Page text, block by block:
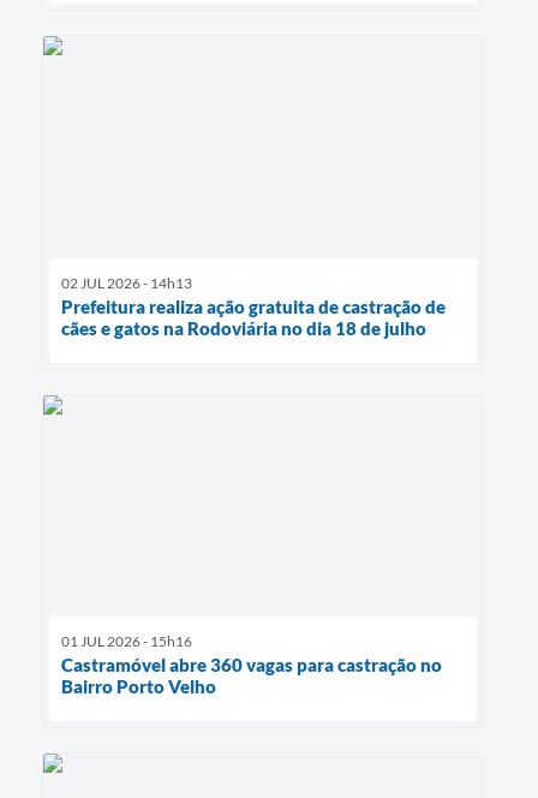
02 JUL 2026 - 14h13
Prefeitura realiza ação gratuita de castração de
cães e gatos na Rodoviária no dia 18 de julho
01 JUL 2026 - 15h16
Castramóvel abre 360 vagas para castração no
Bairro Porto Velho